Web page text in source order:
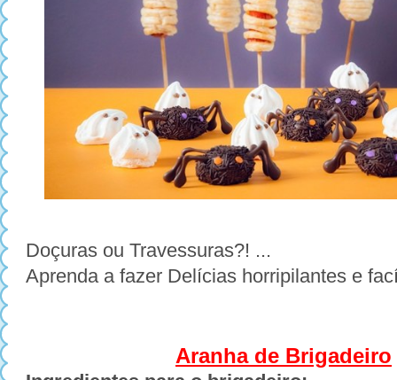
Doçuras ou Travessuras?! ...
Aprenda a fazer Delícias horripilantes e
Aranha de Brigadeiro